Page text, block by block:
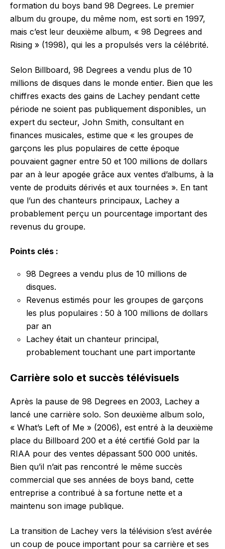
formation du boys band 98 Degrees. Le premier
album du groupe, du même nom, est sorti en 1997,
mais c’est leur deuxième album, « 98 Degrees and
Rising » (1998), qui les a propulsés vers la célébrité.
Selon Billboard, 98 Degrees a vendu plus de 10
millions de disques dans le monde entier. Bien que les
chiffres exacts des gains de Lachey pendant cette
période ne soient pas publiquement disponibles, un
expert du secteur, John Smith, consultant en
finances musicales, estime que « les groupes de
garçons les plus populaires de cette époque
pouvaient gagner entre 50 et 100 millions de dollars
par an à leur apogée grâce aux ventes d’albums, à la
vente de produits dérivés et aux tournées ». En tant
que l’un des chanteurs principaux, Lachey a
probablement perçu un pourcentage important des
revenus du groupe.
Points clés :
98 Degrees a vendu plus de 10 millions de
disques.
Revenus estimés pour les groupes de garçons
les plus populaires : 50 à 100 millions de dollars
par an
Lachey était un chanteur principal,
probablement touchant une part importante
Carrière solo et succès télévisuels
Après la pause de 98 Degrees en 2003, Lachey a
lancé une carrière solo. Son deuxième album solo,
« What’s Left of Me » (2006), est entré à la deuxième
place du Billboard 200 et a été certifié Gold par la
RIAA pour des ventes dépassant 500 000 unités.
Bien qu’il n’ait pas rencontré le même succès
commercial que ses années de boys band, cette
entreprise a contribué à sa fortune nette et a
maintenu son image publique.
La transition de Lachey vers la télévision s’est avérée
un coup de pouce important pour sa carrière et ses